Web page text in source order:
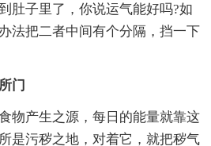
肚子里了，你说运气能好吗?如
法把二者中间有个分隔，挡一下
门
产生之源，每日的能量就靠这
是污秽之地，对着它，就把秽气